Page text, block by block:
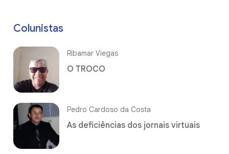
Colunistas
Ribamar Viegas
O TROCO
Pedro Cardoso da Costa
As deficiências dos jornais virtuais